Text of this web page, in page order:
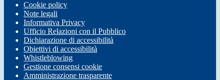
Cookie policy
Note legali
Informativa Privacy
Ufficio Relazioni con il Pubblico
Dichiarazione di accessibilità
Obiettivi di accessibilità
Whistleblowing
Gestione consensi cookie
Amministrazione trasparente